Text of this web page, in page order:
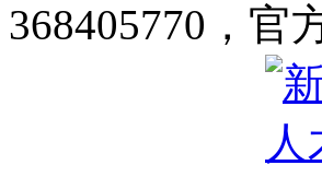
368405770，官